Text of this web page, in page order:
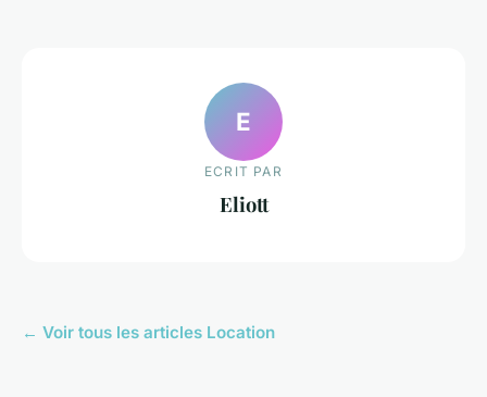
E
ECRIT PAR
Eliott
← Voir tous les articles Location